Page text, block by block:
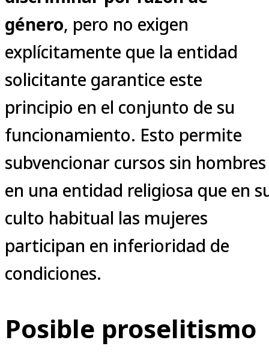
género, pero no exigen
explícitamente que la entidad
solicitante garantice este
principio en el conjunto de su
funcionamiento. Esto permite
subvencionar cursos sin hombres
en una entidad religiosa que en
culto habitual las mujeres
participan en inferioridad de
condiciones.
Posible proselitismo